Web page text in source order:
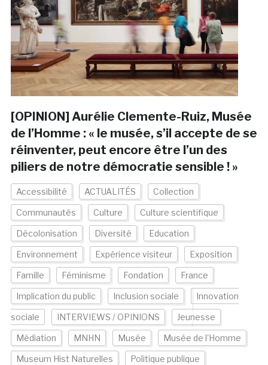
[OPINION] Aurélie Clemente-Ruiz, Musée
de l’Homme : « le musée, s’il accepte de se
réinventer, peut encore être l’un des
piliers de notre démocratie sensible ! »
Accessibilité ACTUALITÉS Collection
Communautés Culture Culture scientifique
Décolonisation Diversité Education
Environnement Expérience visiteur Exposition
Famille Féminisme Fondation France
Implication du public Inclusion sociale Innovation
sociale INTERVIEWS / OPINIONS Jeunesse
Médiation MNHN Musée Musée de l'Homme
Museum Hist Naturelles Politique publique